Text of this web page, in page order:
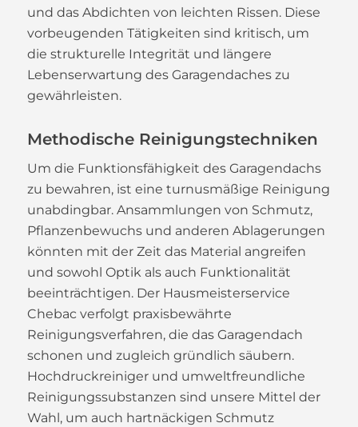
und das Abdichten von leichten Rissen. Diese
vorbeugenden Tätigkeiten sind kritisch, um
die strukturelle Integrität und längere
Lebenserwartung des Garagendaches zu
gewährleisten.
Methodische Reinigungstechniken
Um die Funktionsfähigkeit des Garagendachs
zu bewahren, ist eine turnusmäßige Reinigung
unabdingbar. Ansammlungen von Schmutz,
Pflanzenbewuchs und anderen Ablagerungen
könnten mit der Zeit das Material angreifen
und sowohl Optik als auch Funktionalität
beeinträchtigen. Der Hausmeisterservice
Chebac verfolgt praxisbewährte
Reinigungsverfahren, die das Garagendach
schonen und zugleich gründlich säubern.
Hochdruckreiniger und umweltfreundliche
Reinigungssubstanzen sind unsere Mittel der
Wahl, um auch hartnäckigen Schmutz